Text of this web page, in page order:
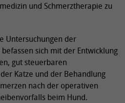
und Schmerztherapie zu
Untersuchungen der
sich mit der Entwicklung
gut steuerbaren
Katze und der Behandlung
nach der operativen
beim Hund.